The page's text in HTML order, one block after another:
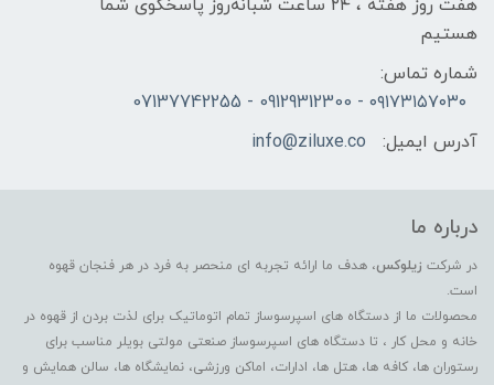
هفت روز هفته ، ۲۴ ساعت شبانه‌روز پاسخگوی شما
هستیم
شماره تماس:
۰۹۱۷۳۱۵۷۰۳۰ - 09129312300 - 07137742255
آدرس ایمیل:
info@ziluxe.co
درباره ما
در شرکت زیلوکس، هدف ما ارائه تجربه ای منحصر به فرد در هر فنجان قهوه
است.
محصولات ما از دستگاه های اسپرسوساز تمام اتوماتیک برای لذت بردن از قهوه در
خانه و محل کار ، تا دستگاه های اسپرسوساز صنعتی مولتی بویلر مناسب برای
رستوران ها، کافه ها، هتل ها، ادارات، اماکن ورزشی، نمایشگاه ها، سالن همایش و